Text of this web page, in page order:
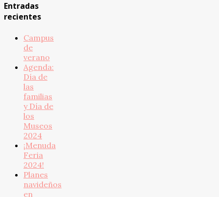
Entradas
recientes
Campus
de
verano
Agenda:
Día de
las
familias
y Día de
los
Museos
2024
¡Menuda
Feria
2024!
Planes
navideños
en